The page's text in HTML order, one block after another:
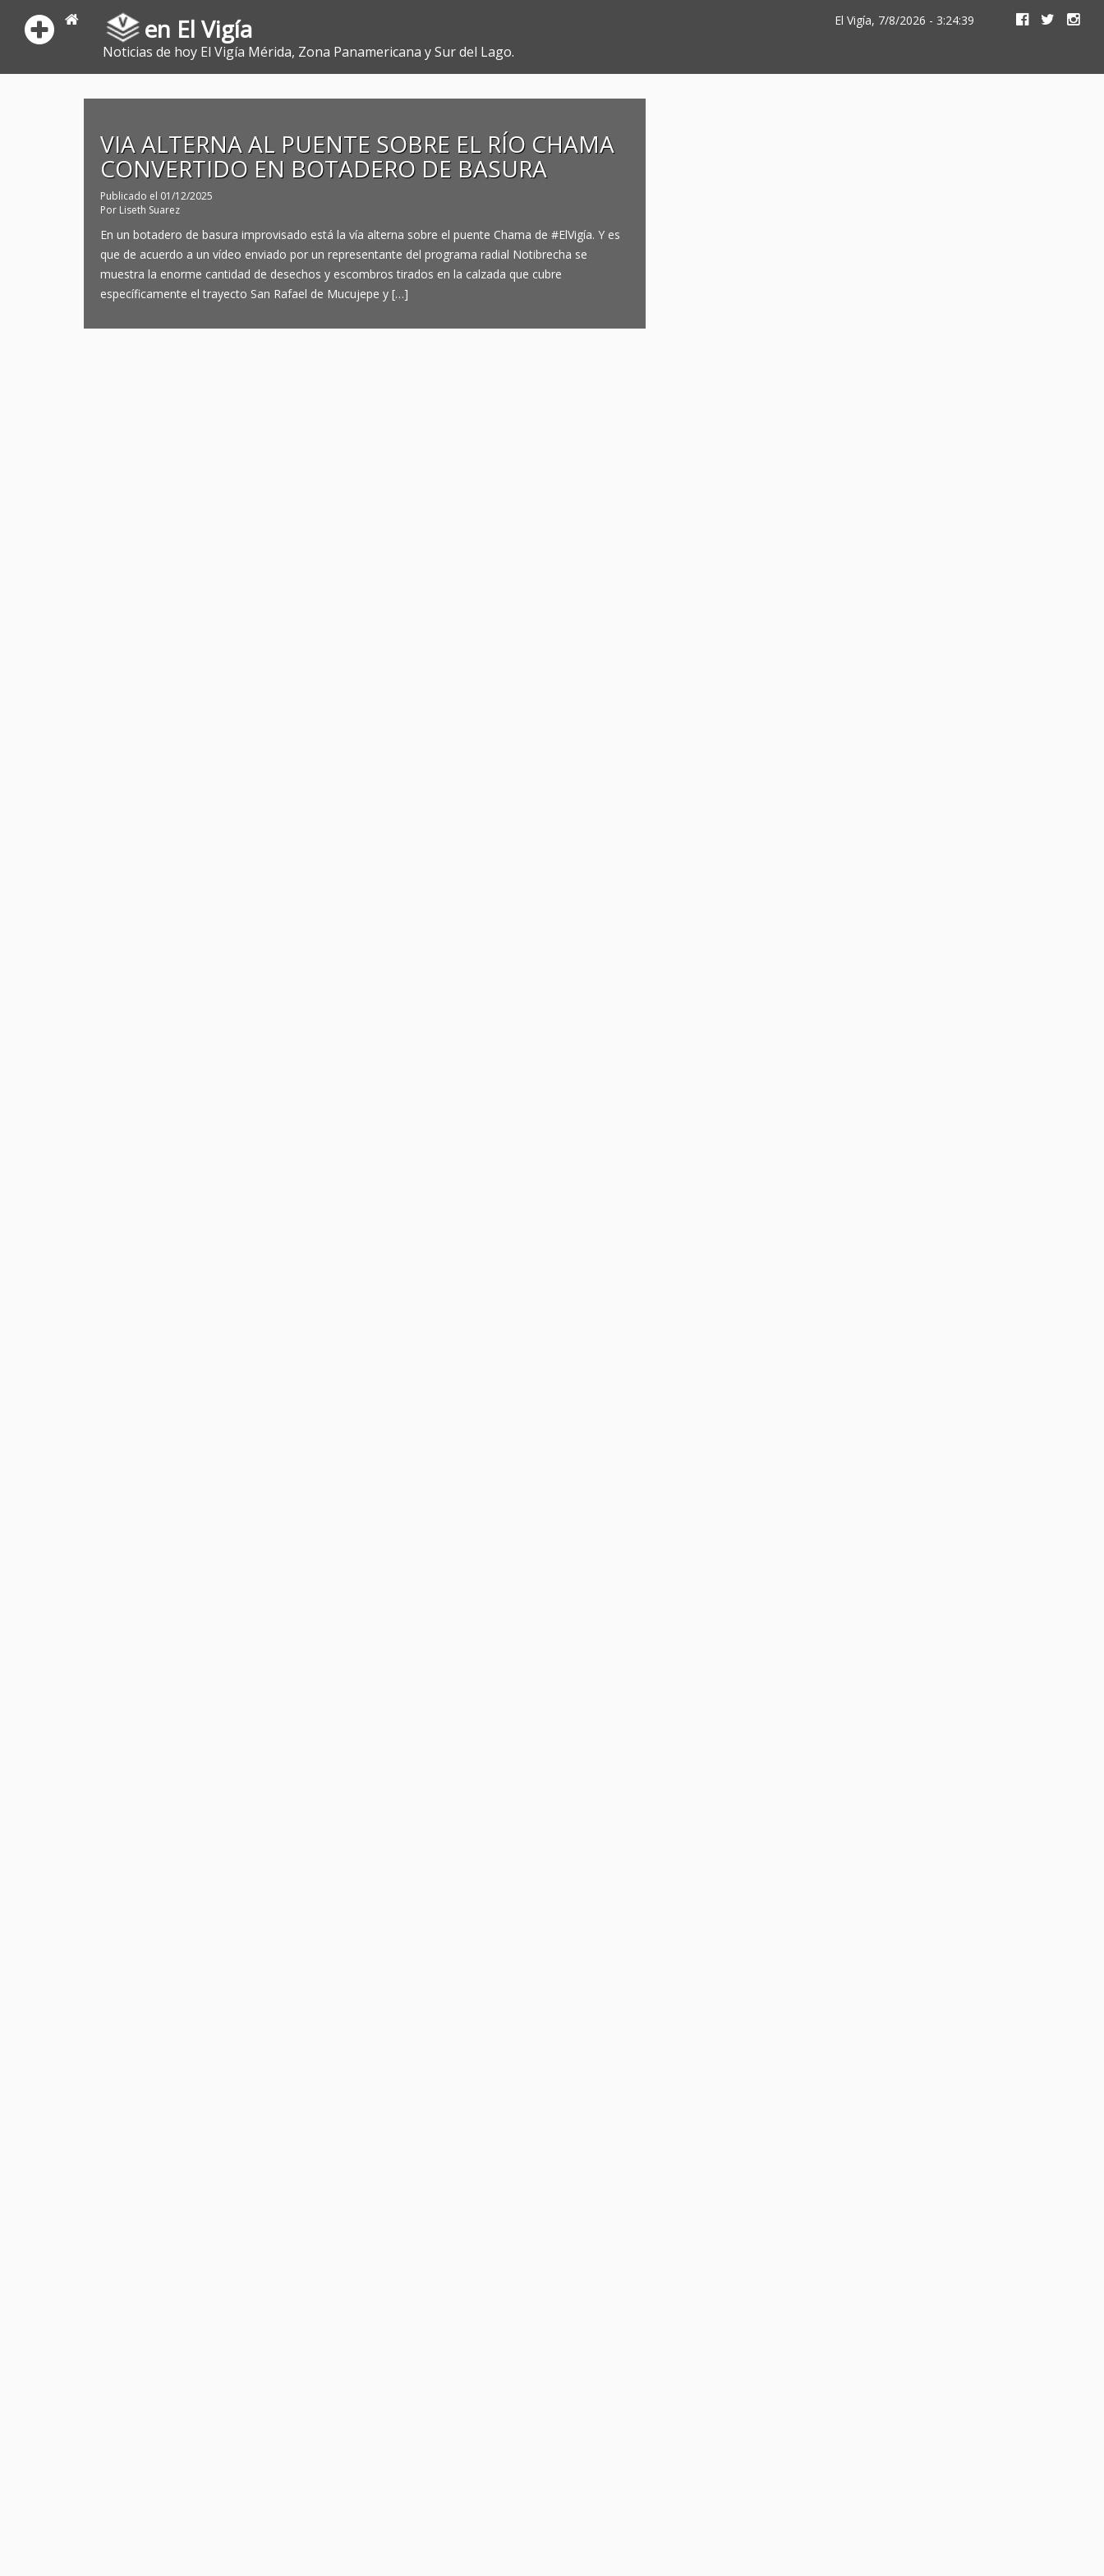
en El Vigía
Noticias de hoy El Vigía Mérida, Zona Panamericana y Sur del Lago.
El Vigía, 7/8/2026 - 3:24:39
VIA ALTERNA AL PUENTE SOBRE EL RÍO CHAMA
CONVERTIDO EN BOTADERO DE BASURA
Publicado el 01/12/2025
Por Liseth Suarez
En un botadero de basura improvisado está la vía alterna sobre el puente Chama de #ElVigía. Y es
que de acuerdo a un vídeo enviado por un representante del programa radial Notibrecha se
muestra la enorme cantidad de desechos y escombros tirados en la calzada que cubre
específicamente el trayecto San Rafael de Mucujepe y […]